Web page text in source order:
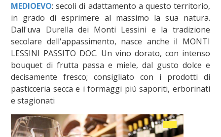
MEDIOEVO: secoli di adattamento a questo territorio,
in grado di esprimere al massimo la sua natura.
Dall'uva Durella dei Monti Lessini e la tradizione
secolare dell'appassimento, nasce anche il MONTI
LESSINI PASSITO DOC. Un vino dorato, con intenso
bouquet di frutta passa e miele, dal gusto dolce e
decisamente fresco; consigliato con i prodotti di
pasticceria secca e i formaggi più saporiti, erborinati
e stagionati